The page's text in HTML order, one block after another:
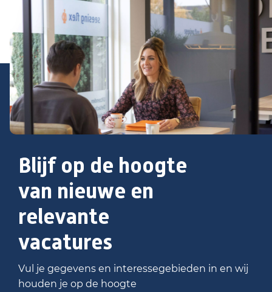
Blijf op de hoogte
van nieuwe en
relevante
vacatures
Vul je gegevens en interessegebieden in en wij
houden je op de hoogte